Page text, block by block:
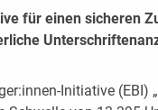
für einen sicheren
Initiative